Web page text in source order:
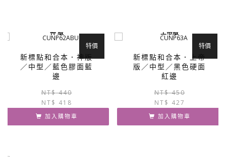
神 版
新標點和合本．神版
／中型／藍色膠面藍
邊
特價
NT$440
格：
NT$ 418
格：
加入購物車
上帝版
新標點和合本．上帝
版／中型／黑色硬面
紅邊
特價
NT$450
NT$ 427
加入購物車